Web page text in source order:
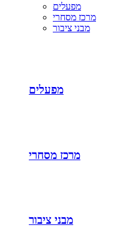
מפעלים
מרכז מסחרי
מבני ציבור
מפעלים
מרכז מסחרי
מבני ציבור